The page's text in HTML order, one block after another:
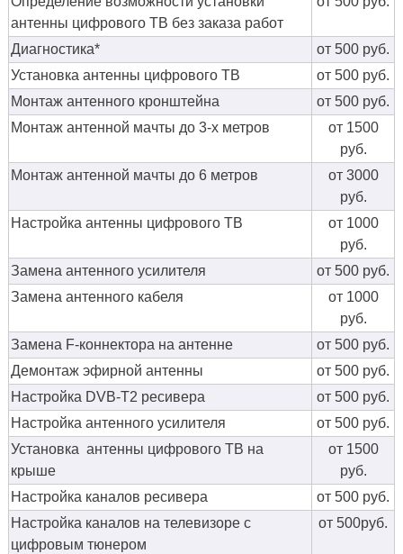
антенны цифрового ТВ без заказа работ
Диагностика*
от 500 руб.
Установка антенны цифрового ТВ
от 500 руб.
Монтаж антенного кронштейна
от 500 руб.
Монтаж антенной мачты до 3-х метров
от 1500
руб.
Монтаж антенной мачты до 6 метров
от 3000
руб.
Настройка антенны цифрового ТВ
от 1000
руб.
Замена антенного усилителя
от 500 руб.
Замена антенного кабеля
от 1000
руб.
Замена F-коннектора на антенне
от 500 руб.
Демонтаж эфирной антенны
от 500 руб.
Настройка DVB-T2 ресивера
от 500 руб.
Настройка антенного усилителя
от 500 руб.
Установка антенны цифрового ТВ на
крыше
от 1500
руб.
Настройка каналов ресивера
от 500 руб.
Настройка каналов на телевизоре с
цифровым тюнером
от 500руб.